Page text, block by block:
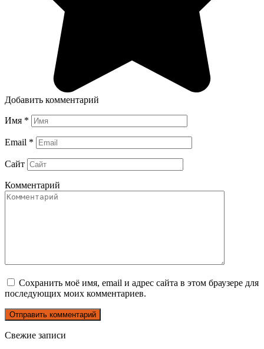
Добавить комментарий
Имя *
Email *
Сайт
Комментарий
Сохранить моё имя, email и адрес сайта в этом браузере для
последующих моих комментариев.
Свежие записи